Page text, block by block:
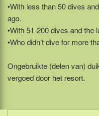
•With less than 50 dives
ago.
•With 51-200 dives and
•Who didn’t dive for more
Ongebruikte (delen van)
vergoed door het resort.